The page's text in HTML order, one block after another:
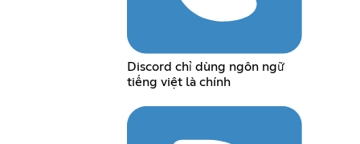
Discord chỉ dùng ngôn ngữ
tiếng việt là chính